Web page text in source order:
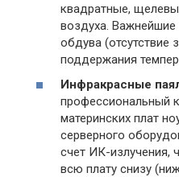
квадратные,
воздуха.
обдува (отсутствие
поддержания
Инфракрасные
профессиональный
материнских плат
серверного
счет ИК-излучения,
всю плату снизу